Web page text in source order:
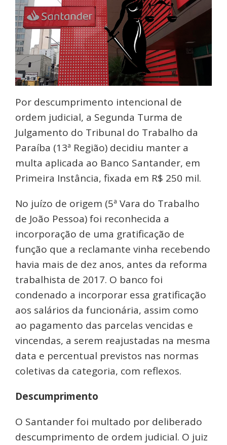
Por descumprimento intencional de
ordem judicial, a Segunda Turma de
Julgamento do Tribunal do Trabalho da
Paraíba (13ª Região) decidiu manter a
multa aplicada ao Banco Santander, em
Primeira Instância, fixada em R$ 250 mil.
No juízo de origem (5ª Vara do Trabalho
de João Pessoa) foi reconhecida a
incorporação de uma gratificação de
função que a reclamante vinha recebendo
havia mais de dez anos, antes da reforma
trabalhista de 2017. O banco foi
condenado a incorporar essa gratificação
aos salários da funcionária, assim como
ao pagamento das parcelas vencidas e
vincendas, a serem reajustadas na mesma
data e percentual previstos nas normas
coletivas da categoria, com reflexos.
Descumprimento
O Santander foi multado por deliberado
descumprimento de ordem judicial. O juiz